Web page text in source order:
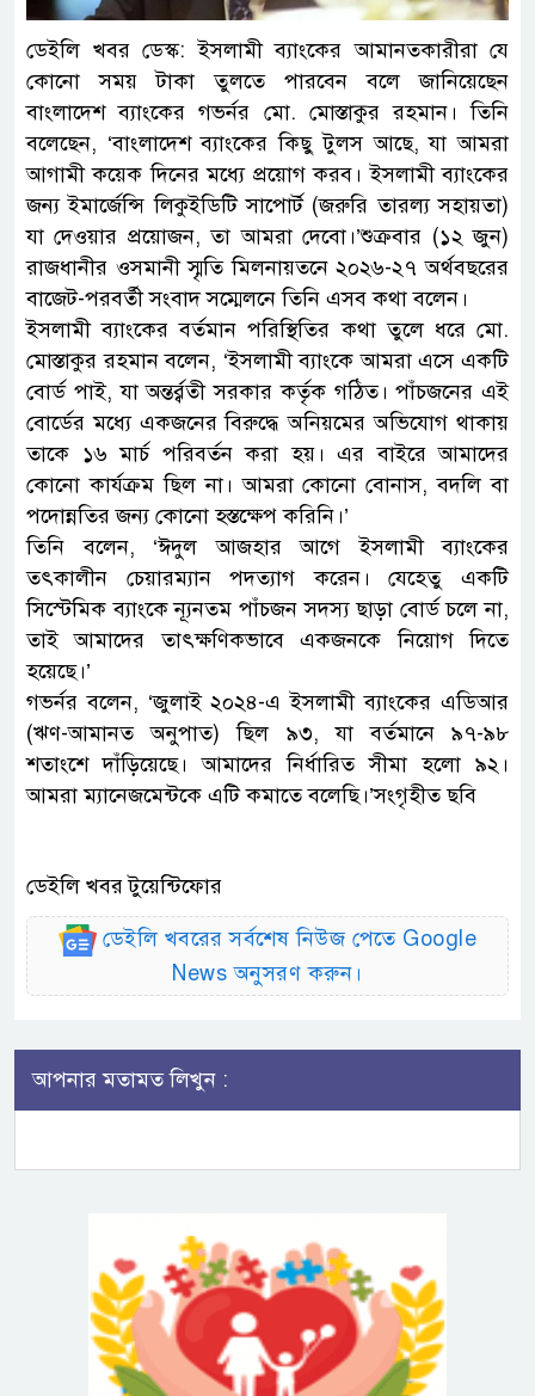
ডেইলি খবর ডেস্ক: ইসলামী ব্যাংকের আমানতকারীরা যে
কোনো সময় টাকা তুলতে পারবেন বলে জানিয়েছেন
বাংলাদেশ ব্যাংকের গভর্নর মো. মোস্তাকুর রহমান। তিনি
বলেছেন, ‘বাংলাদেশ ব্যাংকের কিছু টুলস আছে, যা আমরা
আগামী কয়েক দিনের মধ্যে প্রয়োগ করব। ইসলামী ব্যাংকের
জন্য ইমার্জেন্সি লিকুইডিটি সাপোর্ট (জরুরি তারল্য সহায়তা)
যা দেওয়ার প্রয়োজন, তা আমরা দেবো।’শুক্রবার (১২ জুন)
রাজধানীর ওসমানী স্মৃতি মিলনায়তনে ২০২৬-২৭ অর্থবছরের
বাজেট-পরবর্তী সংবাদ সম্মেলনে তিনি এসব কথা বলেন।
ইসলামী ব্যাংকের বর্তমান পরিস্থিতির কথা তুলে ধরে মো.
মোস্তাকুর রহমান বলেন, ‘ইসলামী ব্যাংকে আমরা এসে একটি
বোর্ড পাই, যা অন্তর্র্বতী সরকার কর্তৃক গঠিত। পাঁচজনের এই
বোর্ডের মধ্যে একজনের বিরুদ্ধে অনিয়মের অভিযোগ থাকায়
তাকে ১৬ মার্চ পরিবর্তন করা হয়। এর বাইরে আমাদের
কোনো কার্যক্রম ছিল না। আমরা কোনো বোনাস, বদলি বা
পদোন্নতির জন্য কোনো হস্তক্ষেপ করিনি।’
তিনি বলেন, ‘ঈদুল আজহার আগে ইসলামী ব্যাংকের
তৎকালীন চেয়ারম্যান পদত্যাগ করেন। যেহেতু একটি
সিস্টেমিক ব্যাংকে ন্যূনতম পাঁচজন সদস্য ছাড়া বোর্ড চলে না,
তাই আমাদের তাৎক্ষণিকভাবে একজনকে নিয়োগ দিতে
হয়েছে।’
গভর্নর বলেন, ‘জুলাই ২০২৪-এ ইসলামী ব্যাংকের এডিআর
(ঋণ-আমানত অনুপাত) ছিল ৯৩, যা বর্তমানে ৯৭-৯৮
শতাংশে দাঁড়িয়েছে। আমাদের নির্ধারিত সীমা হলো ৯২।
আমরা ম্যানেজমেন্টকে এটি কমাতে বলেছি।’সংগৃহীত ছবি
ডেইলি খবর টুয়েন্টিফোর
ডেইলি খবরের সর্বশেষ নিউজ পেতে Google
News অনুসরণ করুন।
আপনার মতামত লিখুন :